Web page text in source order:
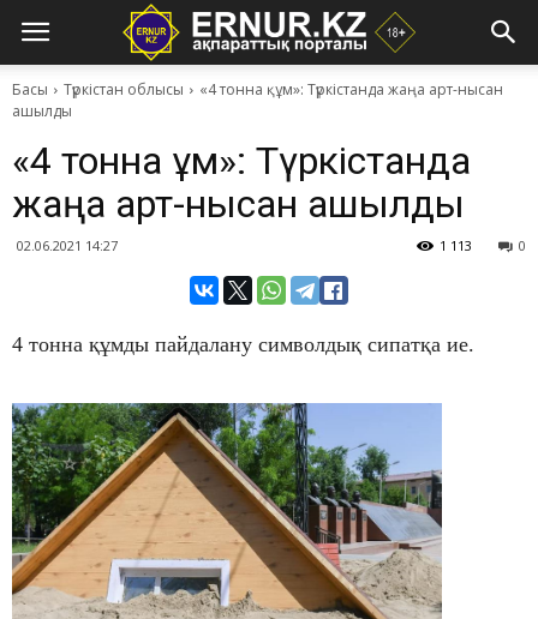
Басы Түркістан облысы
«4 тонна құм»: Түркістанда жаңа арт-нысан
ашылды
«4 тонна құм»: Түркістанда
жаңа арт-нысан ашылды
02.06.2021 14:27 0
1 113
4 тонна құмды пайдалану символдық сипатқа ие.